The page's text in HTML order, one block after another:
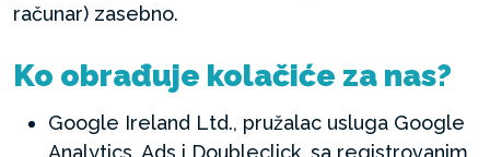
računar) zasebno.
Ko obrađuje kolačiće za nas?
Google Ireland Ltd., pružalac usluga Google
Analytics, Ads i Doubleclick, sa registrovanim